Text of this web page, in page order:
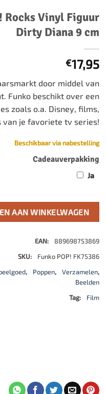
Rocks Vinyl Figuur
Dirty Diana 9 cm
€17,95
door middel van
Funko beschikt over een
zoals o.a. Disney, films,
van je favoriete tv series!
Beschikbaar via nabestelling
Cadeauverpakking
Ja
Vinyl Figuur Dirty Diana 9 cm
AAN WINKELWAGEN
EAN:
889698753869
SKU:
Funko POP! FK75386
, Poppen, Verzamelen,
Beelden
Tag:
Film